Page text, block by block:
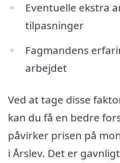
Eventuelle ekstra
tilpasninger
Fagmandens
arbejdet
Ved at tage disse
kan du få en bedre
påvirker prisen på
i Årslev. Det er